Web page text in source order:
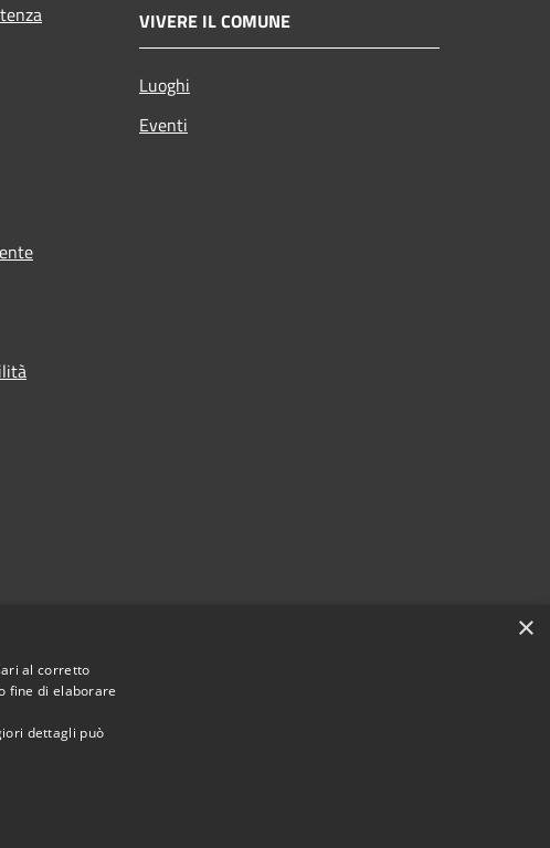
VIVERE IL COMUNE
Luoghi
Eventi
di Casola in Lunigiana • Powered by
×
al corretto
fine di elaborare
dettagli può